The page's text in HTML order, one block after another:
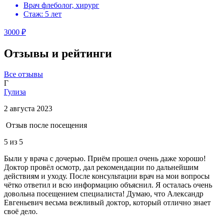
Врач флеболог, хирург
Стаж: 5 лет
3000 ₽
Отзывы и рейтинги
Все отзывы
Г
Гулиза
2 августа 2023
Отзыв после посещения
5 из 5
Были у врача с дочерью. Приём прошел очень даже хорошо!
Доктор провёл осмотр, дал рекомендации по дальнейшим
действиям и уходу. После консультации врач на мои вопросы
чётко ответил и всю информацию объяснил. Я осталась очень
довольна посещением специалиста! Думаю, что Александр
Евгеньевич весьма вежливый доктор, который отлично знает
своё дело.